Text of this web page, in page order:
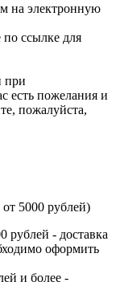
на электронную
по ссылке для
при
есть пожелания и
пожалуйста,
от 5000 рублей)
рублей - доставка
оформить
и более -